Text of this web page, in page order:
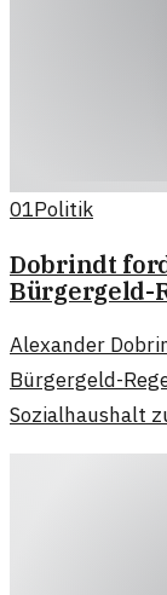
01Politik
Dobrindt
Bürgergeld-
Alexander
Bürgergeld-
Sozialhaushalt
Fragen auf.